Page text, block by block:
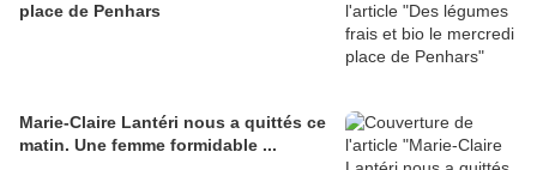
place de Penhars
Marie-Claire Lantéri nous a quittés ce
matin. Une femme formidable ...